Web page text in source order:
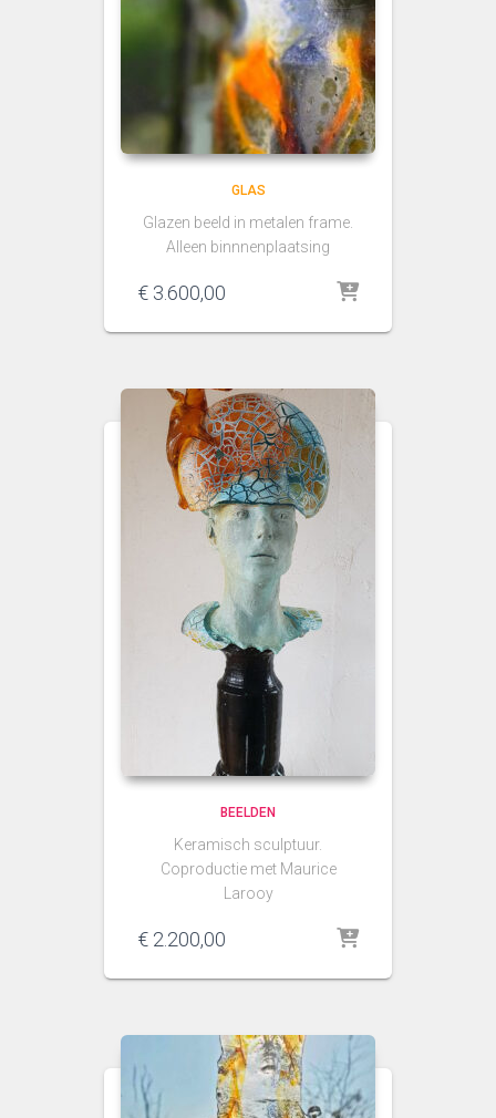
GLAS
Glazen beeld in metalen frame.
Alleen binnnenplaatsing
€ 3.600,00
BEELDEN
Keramisch sculptuur.
Coproductie met Maurice
Larooy
€ 2.200,00